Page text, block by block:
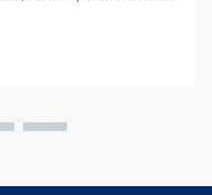
motor yang tepat...